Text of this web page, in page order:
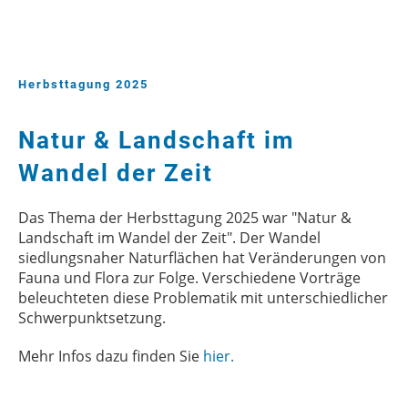
Herbsttagung 2025
Natur & Landschaft im
Wandel der Zeit
Das Thema der Herbsttagung 2025 war "Natur &
Landschaft im Wandel der Zeit". Der Wandel
siedlungsnaher Naturflächen hat Veränderungen von
Fauna und Flora zur Folge. Verschiedene Vorträge
beleuchteten diese Problematik mit unterschiedlicher
Schwerpunktsetzung.
Mehr Infos dazu finden Sie hier.